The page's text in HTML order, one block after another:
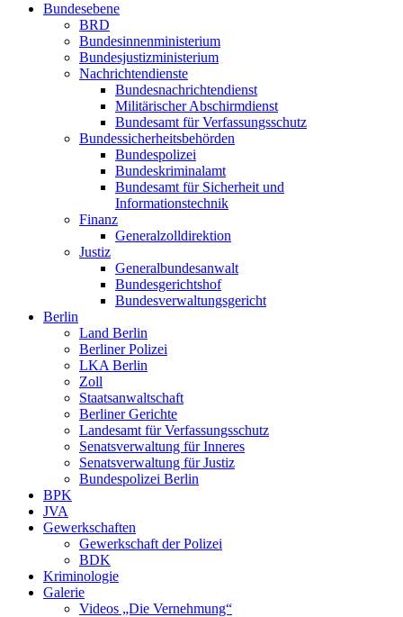
Bundesebene
BRD
Bundesinnenministerium
Bundesjustizministerium
Nachrichtendienste
Bundesnachrichtendienst
Militärischer Abschirmdienst
Bundesamt für Verfassungsschutz
Bundessicherheitsbehörden
Bundespolizei
Bundeskriminalamt
Bundesamt für Sicherheit und
Informationstechnik
Finanz
Generalzolldirektion
Justiz
Generalbundesanwalt
Bundesgerichtshof
Bundesverwaltungsgericht
Berlin
Land Berlin
Berliner Polizei
LKA Berlin
Zoll
Staatsanwaltschaft
Berliner Gerichte
Landesamt für Verfassungsschutz
Senatsverwaltung für Inneres
Senatsverwaltung für Justiz
Bundespolizei Berlin
BPK
JVA
Gewerkschaften
Gewerkschaft der Polizei
BDK
Kriminologie
Galerie
Videos „Die Vernehmung“